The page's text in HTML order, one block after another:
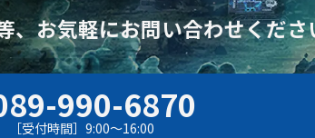
、お気軽にお問い合わせくださ
990-6870
［受付時間］9:00〜16:00